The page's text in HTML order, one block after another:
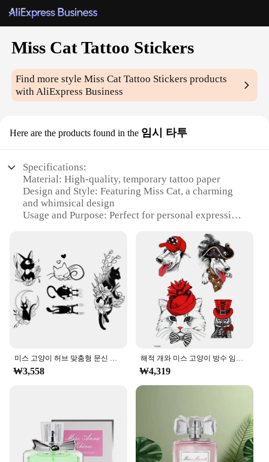
Miss Cat Tattoo Stickers
Find more styleMiss Cat Tattoo Stickers products
with AliExpress Business
Here are the products found in the 임시 타투
Specifications:
Material: High-quality, temporary tattoo paper
Design and Style: Featuring Miss Cat, a charming
and whimsical design
Usage and Purpose: Perfect for personal expression,
Quantity: Available in sets, ensuring you have
enough for multiple occasions
Performance and Property: Easy application and
removal, lasting for several days
Size: Adjustable to fit various body parts, from
wrists to arms
Features:
**Unleash Your Inner Feline**
Step into the world of temporary tattoos with our
Miss Cat Tattoo Stickers, a collection that celebrates
the free-spirited nature of the feline form. Designed
Whether you're a tattoo enthusiast looking for a
temporary alternative or someone who wants to add
a playful flair to their style, these stickers are the
perfect choice.
미스 고양이 허브 맞춤형 문신 스티커, 여아용 반영구 고양이 주스, 방수 내구성 임시 문신 스티커, 3 개
₩3,558
해적 개와 미스 고양이 방수 임시 문신 남자 아름다움 동물 tatouage temporaire 팜므 문신 스티커, 5 개
₩4,319